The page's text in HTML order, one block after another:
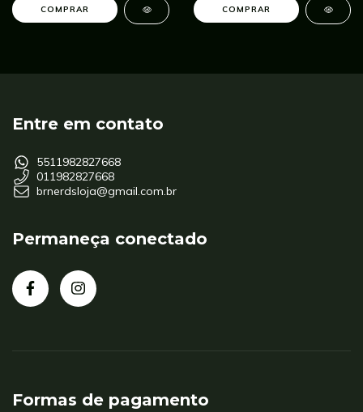
COMPRAR COMPRAR
Entre em contato
5511982827668
011982827668
brnerdsloja@gmail.com.br
Permaneça conectado
Formas de pagamento